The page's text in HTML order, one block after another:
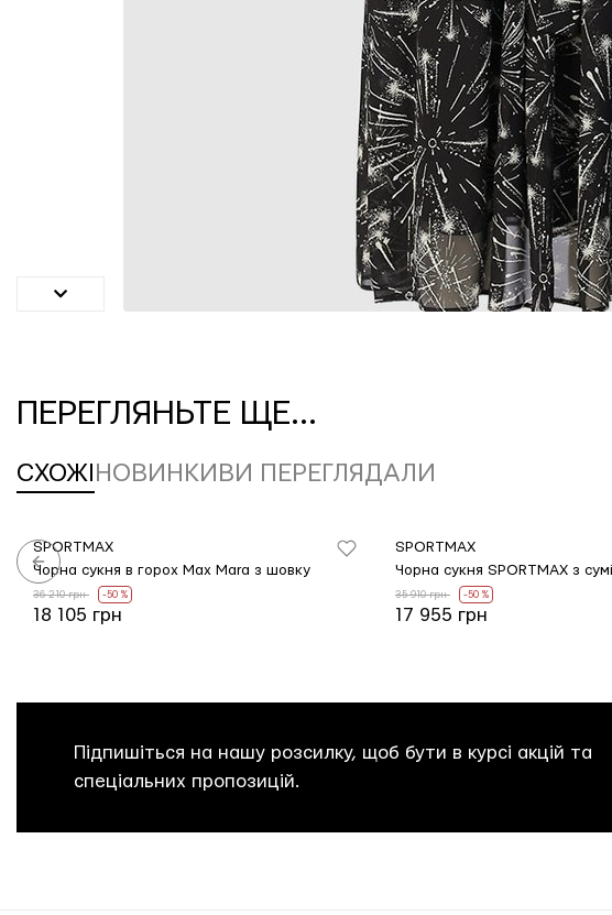
ПЕРЕГЛЯНЬТЕ ЩЕ...
СХОЖІ НОВИНКИ ВИ ПЕРЕГЛЯДАЛИ
SPORTMAX
Чорна сукня в горох Max Mara з шовку
36 210 грн -50 %
18 105 грн
SPORTMAX
Чорна сукня SPORTMAX з
35 910 грн -50 %
17 955 грн
Підпишіться на нашу розсилку, щоб бути в курсі акцій та
спеціальних пропозицій.